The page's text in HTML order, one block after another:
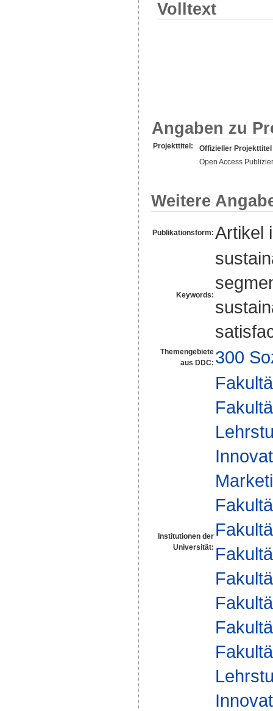
Volltext
Angaben zu
Projekttitel:
Offizieller Projekttitel
Open Access
Weitere
Publikationsform: Artikel
Keywords:
Themengebiete
aus DDC: 300
Institutionen der
Universität: